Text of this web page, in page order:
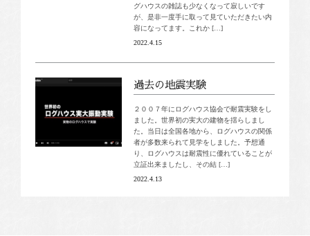
グハウスの雑誌も少なくなって寂しいです
が、是非一度手に取って見ていただきたい内
容になってます。これか […]
2022.4.15
過去の地震実験
２００７年にログハウス協会で耐震実験をし
ました。世界初の実大の建物を揺らしまし
た。当日は全国各地から、ログハウスの関係
者が多数来られて見学をしました。予想通
り、ログハウスは耐震性に優れていることが
立証出来ましたし、その結 […]
2022.4.13